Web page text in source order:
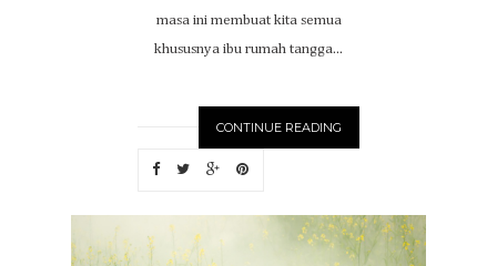
masa ini membuat kita semua
khususnya ibu rumah tangga...
CONTINUE READING